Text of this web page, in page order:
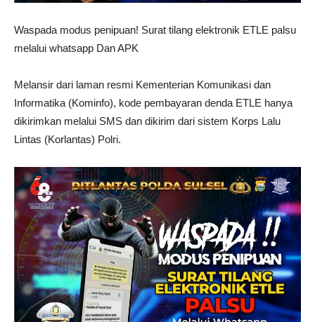
Waspada modus penipuan! Surat tilang elektronik ETLE palsu
melalui whatsapp Dan APK
Melansir dari laman resmi Kementerian Komunikasi dan
Informatika (Kominfo), kode pembayaran denda ETLE hanya
dikirimkan melalui SMS dan dikirim dari sistem Korps Lalu
Lintas (Korlantas) Polri.